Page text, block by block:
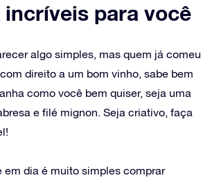
para você
algo simples, mas quem já comeu
direito a um bom vinho, sabe bem
como você bem quiser, seja uma
e filé mignon. Seja criativo, faça
em dia é muito simples comprar